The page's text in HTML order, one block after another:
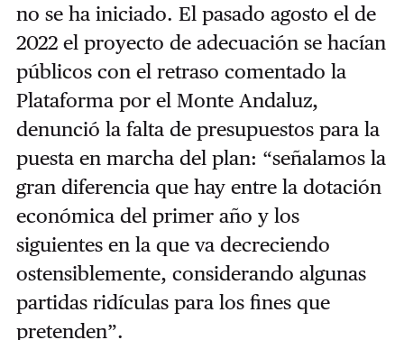
no se ha iniciado. El pasado agosto el de
2022 el proyecto de adecuación se hacían
públicos con el retraso comentado la
Plataforma por el Monte Andaluz,
denunció la falta de presupuestos para la
puesta en marcha del plan: “señalamos la
gran diferencia que hay entre la dotación
económica del primer año y los
siguientes en la que va decreciendo
ostensiblemente, considerando algunas
partidas ridículas para los fines que
pretenden”.